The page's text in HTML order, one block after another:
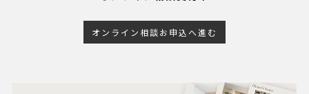
オンライン相談お申込へ進む